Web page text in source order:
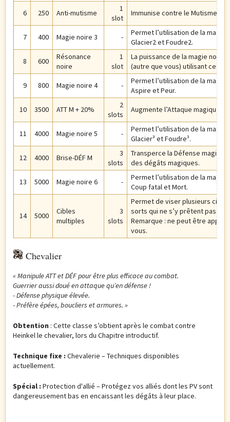
6 250 Anti-mutisme
1
slot
Immunise contre le Mutisme au
7 400 Magie noire 3 -
Permet l’utilisation de la magie
Glacier2 et Foudre2.
8 600
Résonance
noire
1
slot
La puissance de la magie noire
(autre que vous) utilisant cette
9 800 Magie noire 4 -
Permet l’utilisation de la magie
Aspire et Peur.
10 3500 ATT M + 20%
2
slots
Augmente l’Attaque magique
11 4000 Magie noire 5 -
Permet l’utilisation de la magie
Glacier³ et Foudre³.
12 4000 Brise-DÉF M
3
slots
Transperce la Défense
des dégâts magiques.
13 5000 Magie noire 6 -
Permet l’utilisation de la magie
Coup fatal et Mort.
14 5000
Cibles
multiples
3
slots
Permet de viser plusieurs
sorts qui ne s’y prêtent pas.
Remarque : ne peut être
vous.
Chevalier
« Manipule ATT et DÉF pour être plus efficace au combat.
Guerrier aussi doué en attaque qu’en défense !
- Défense physique élevée.
- Préfère épées, boucliers et armures. »
Obtention : Cette classe s’obtient après le combat contre
Heinkel le chevalier, lors du Chapitre introductif.
Technique fixe : Chevalerie – Techniques disponibles
actuellement.
Spécial : Protection d'allié – Protégez vos alliés dont les PV sont
dangereusement bas en encaissant les dégâts à leur place.